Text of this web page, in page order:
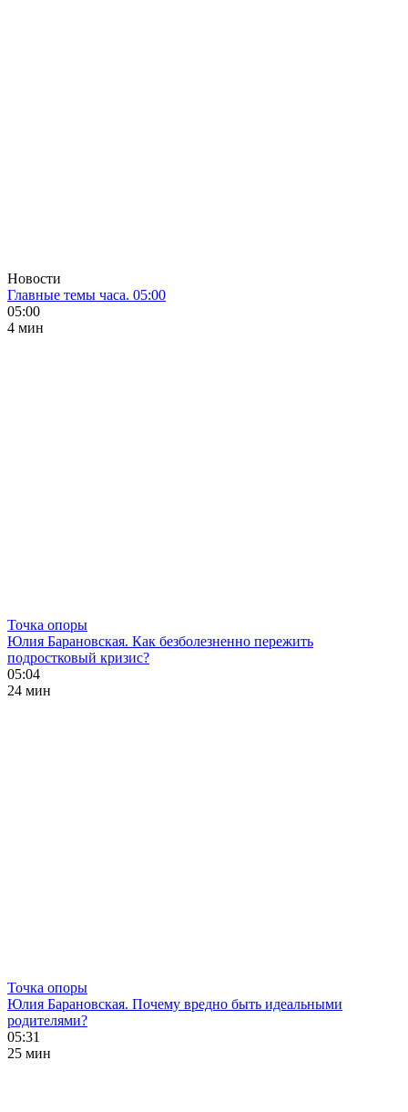
Новости
Главные темы часа. 05:00
05:00
4 мин
Точка опоры
Юлия Барановская. Как безболезненно пережить
подростковый кризис?
05:04
24 мин
Точка опоры
Юлия Барановская. Почему вредно быть идеальными
родителями?
05:31
25 мин